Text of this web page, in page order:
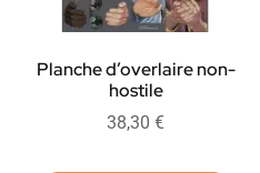
Planche d’overlaire non-
hostile
38,30 €